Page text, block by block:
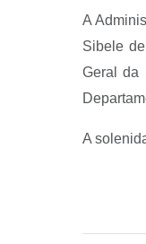
A
Sibele
Geral da
A